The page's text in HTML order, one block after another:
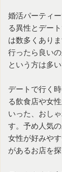
婚活パーティー
る異性とデー
は数多くあり
行ったら良い
という方は多い
デートで行く
る飲食店や女
いった、おし
す。予め人気
女性が好みや
があるお店を